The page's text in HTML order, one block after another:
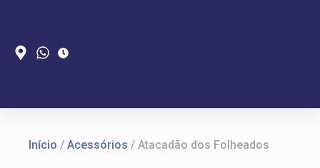
Início / Acessórios / Atacadão dos Folheados